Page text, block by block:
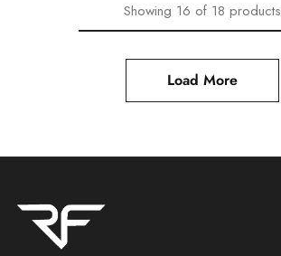
Showing 16 of 18 products
Load More